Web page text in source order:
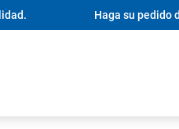
Haga su pedido